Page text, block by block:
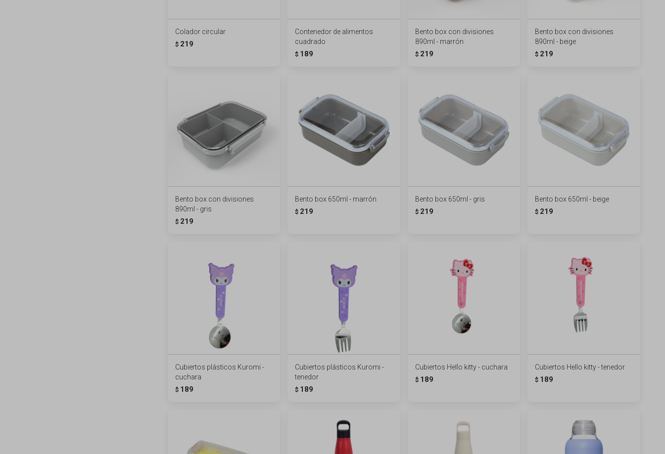
Colador circular
$ 219
Contenedor de alimentos
cuadrado
$ 189
Bento box con divisiones
890ml - marrón
$ 219
Bento box con divisiones
890ml - beige
$ 219
Bento box con divisiones
890ml - gris
$ 219
Bento box 650ml - marrón
$ 219
Bento box 650ml - gris
$ 219
Bento box 650ml - beige
$ 219
Cubiertos plásticos Kuromi -
cuchara
$ 189
Cubiertos plásticos Kuromi -
tenedor
$ 189
Cubiertos Hello kitty - cuchara
$ 189
Cubiertos Hello kitty - tenedor
$ 189